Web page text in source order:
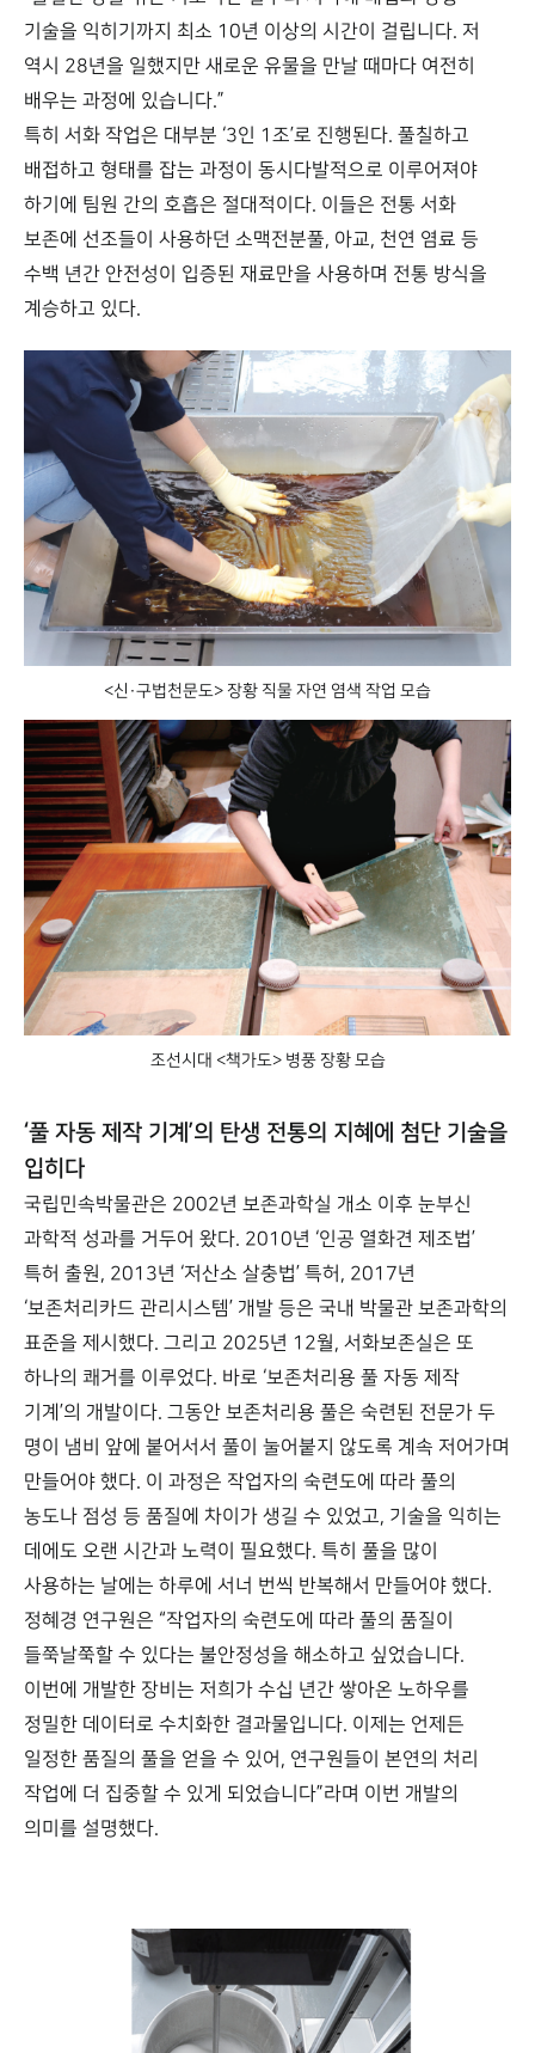
기술을 익히기까지 최소 10년 이상의 시간이 걸립니다. 저
역시 28년을 일했지만 새로운 유물을 만날 때마다 여전히
배우는 과정에 있습니다.”
특히 서화 작업은 대부분 ‘3인 1조’로 진행된다. 풀칠하고
배접하고 형태를 잡는 과정이 동시다발적으로 이루어져야
하기에 팀원 간의 호흡은 절대적이다. 이들은 전통 서화
보존에 선조들이 사용하던 소맥전분풀, 아교, 천연 염료 등
수백 년간 안전성이 입증된 재료만을 사용하며 전통 방식을
계승하고 있다.
<신·구법천문도> 장황 직물 자연 염색 작업 모습
조선시대 <책가도> 병풍 장황 모습
‘풀 자동 제작 기계’의 탄생 전통의 지혜에 첨단 기술을
입히다
국립민속박물관은 2002년 보존과학실 개소 이후 눈부신
과학적 성과를 거두어 왔다. 2010년 ‘인공 열화견 제조법’
특허 출원, 2013년 ‘저산소 살충법’ 특허, 2017년
‘보존처리카드 관리시스템’ 개발 등은 국내 박물관 보존과학의
표준을 제시했다. 그리고 2025년 12월, 서화보존실은 또
하나의 쾌거를 이루었다. 바로 ‘보존처리용 풀 자동 제작
기계’의 개발이다. 그동안 보존처리용 풀은 숙련된 전문가 두
명이 냄비 앞에 붙어서서 풀이 눌어붙지 않도록 계속 저어가며
만들어야 했다. 이 과정은 작업자의 숙련도에 따라 풀의
농도나 점성 등 품질에 차이가 생길 수 있었고, 기술을 익히는
데에도 오랜 시간과 노력이 필요했다. 특히 풀을 많이
사용하는 날에는 하루에 서너 번씩 반복해서 만들어야 했다.
정혜경 연구원은 “작업자의 숙련도에 따라 풀의 품질이
들쭉날쭉할 수 있다는 불안정성을 해소하고 싶었습니다.
이번에 개발한 장비는 저희가 수십 년간 쌓아온 노하우를
정밀한 데이터로 수치화한 결과물입니다. 이제는 언제든
일정한 품질의 풀을 얻을 수 있어, 연구원들이 본연의 처리
작업에 더 집중할 수 있게 되었습니다”라며 이번 개발의
의미를 설명했다.